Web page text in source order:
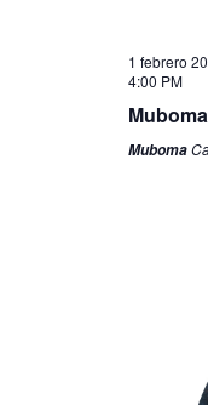
1 febrero
4:00 PM
Muboma
Muboma